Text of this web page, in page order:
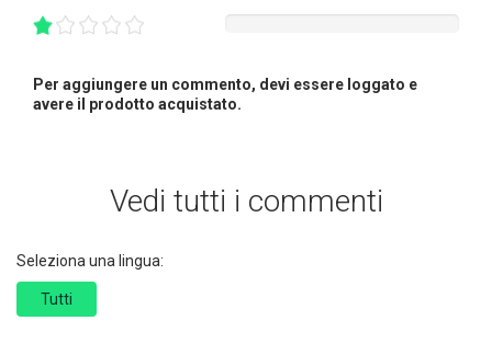
Per aggiungere un commento, devi essere loggato e
avere il prodotto acquistato.
Vedi tutti i commenti
Seleziona una lingua:
Tutti